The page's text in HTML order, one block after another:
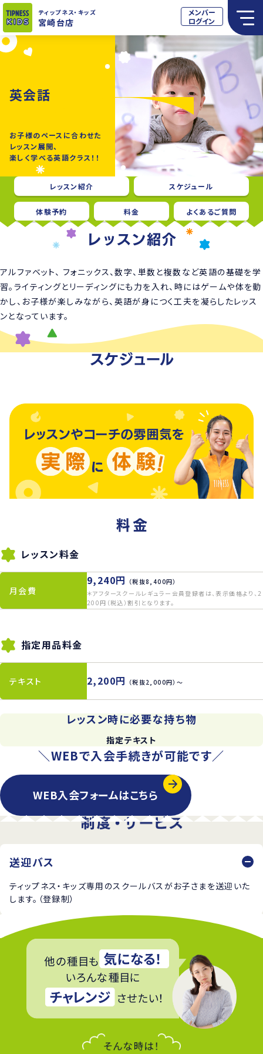
ティップネス・キッズ
宮崎台店
メンバー
ログイン
英会話
お子様のペースに合わせた
レッスン展開、
楽しく学べる英語クラス！！
レッスン紹介 スケジュール
体験予約 料金 よくあるご質問
アルファベット、 フォニックス、数字、単数と複数など英語の基礎を学
習。ライティングとリーディングにも力を入れ、時にはゲームや体を動
かし、お子様が楽しみながら、英語が身につく工夫を凝らしたレッス
ンとなっています。
レッスン料金
月会費
9,240円 （税抜8,400円）
＊アフタースクールレギュラー会員登録者は、表示価格より、2
200円（税込）割引となります。
指定用品料金
テキスト 2,200円 （税抜2,000円）〜
レッスン時に必要な持ち物
指定テキスト
＼WEBで入会手続きが可能です／
WEB入会フォームはこちら
送迎バス
ティップネス・キッズ専用のスクールバスがお子さまを送迎いた
します。（登録制）